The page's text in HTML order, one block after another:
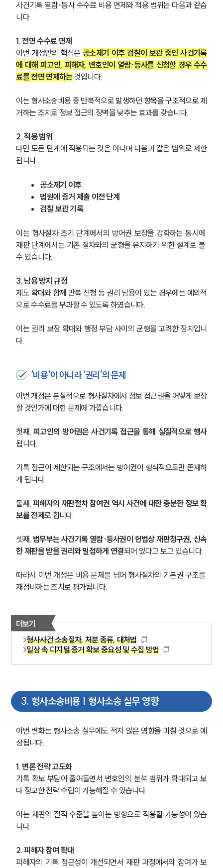
사건기록 열람·등사 수수료 비용 면제와 적용 범위는 다음과 같습
니다.
1. 전면 수수료 면제
이번 개정안의 핵심은 공소제기 이후 검찰이 보관 중인 사건기록
에 대해 피고인, 피해자, 변호인이 열람·등사를 신청할 경우 수수
료를 전면 면제하는 것입니다.
이는 형사소송비용 중 반복적으로 발생하던 항목을 구조적으로 제
거하는 조치로 정보 접근의 장벽을 낮추는 효과를 갖습니다.
2. 적용 범위
다만 모든 단계에 적용되는 것은 아니며 다음과 같은 범위로 제한
됩니다.
공소제기 이후
법원에 증거 제출 이전 단계
검찰 보관 기록
이는 형사절차 초기 단계에서의 방어권 보장을 강화하는 동시에
재판 단계에서는 기존 절차와의 균형을 유지하기 위한 설계로 볼
수 있습니다.
3. 남용 방지 규정
제도 확대와 함께 반복 신청 등 권리 남용이 있는 경우에는 예외적
으로 수수료를 부과할 수 있도록 하였습니다.
이는 권리 보장 확대와 행정 부담 사이의 균형을 고려한 장치입니
다.
‘비용’이 아니라 ‘권리’의 문제
이번 개정은 본질적으로 형사절차에서 정보 접근권을 어떻게 보장
할 것인가에 대한 문제에 가깝습니다.
첫째, 피고인의 방어권은 사건기록 접근을 통해 실질적으로 행사
됩니다.
기록 접근이 제한되는 구조에서는 방어권이 형식적으로만 존재하
게 됩니다.
둘째, 피해자의 재판절차 참여권 역시 사건에 대한 충분한 정보 확
보를 전제로 합니다.
셋째, 법무부는 사건기록 열람·등사권이 헌법상 재판청구권, 신속
한 재판을 받을 권리와 밀접하게 연결되어 있다고 보고 있습니다.
따라서 이번 개정은 비용 문제를 넘어 형사절차의 기본권 구조를
재정비하는 조치로 평가됩니다.
더보기
형사사건 소송절차, 처분 종류, 대처법
일상 속 디지털 증거 확보 중요성 및 수집 방법
3. 헝사소송비용 | 형사소송 실무 영향
이번 변화는 형사소송 실무에도 적지 않은 영향을 미칠 것으로 예
상됩니다.
1. 변론 전략 고도화
기록 확보 부담이 줄어들면서 변호인의 분석 범위가 확대되고 보
다 정교한 전략 수립이 가능해질 수 있습니다.
이는 재판의 질적 수준을 높이는 방향으로 작용할 가능성이 있습
니다.
2. 피해자 참여 확대
피해자의 기록 접근성이 개선되면서 재판 과정에서의 참여가 보